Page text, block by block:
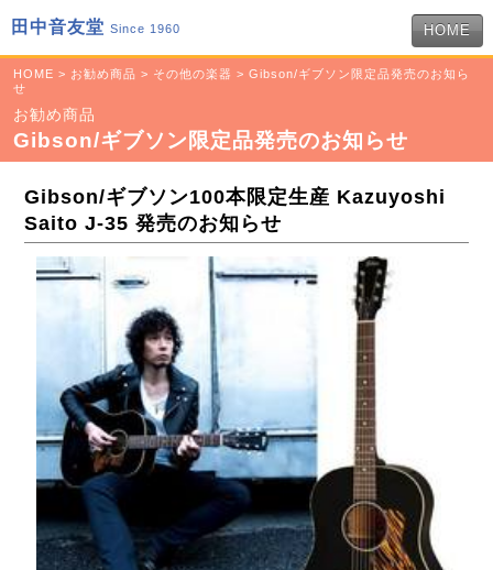
田中音友堂 Since 1960 HOME
HOME > お勧め商品 > その他の楽器 > Gibson/ギブソン限定品発売のお知ら
せ
お勧め商品
Gibson/ギブソン限定品発売のお知らせ
Gibson/ギブソン100本限定生産 Kazuyoshi
Saito J-35 発売のお知らせ